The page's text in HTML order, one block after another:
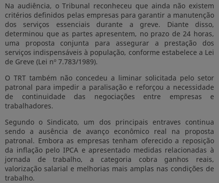
Na audiência, o Tribunal reconheceu que ainda não existem
critérios definidos pelas empresas para garantir a manutenção
dos serviços essenciais durante a greve. Diante disso,
determinou que as partes apresentem, no prazo de 24 horas,
uma proposta conjunta para assegurar a prestação dos
serviços indispensáveis à população, conforme estabelece a Lei
de Greve (Lei nº 7.783/1989).
O TRT também não concedeu a liminar solicitada pelo setor
patronal para impedir a paralisação e reforçou a necessidade
de continuidade das negociações entre empresas e
trabalhadores.
Segundo o Sindicato, um dos principais entraves continua
sendo a ausência de avanço econômico real na proposta
patronal. Embora as empresas tenham oferecido a reposição
da inflação pelo IPCA e apresentado medidas relacionadas à
jornada de trabalho, a categoria cobra ganhos reais,
valorização salarial e melhorias mais amplas nas condições de
trabalho.